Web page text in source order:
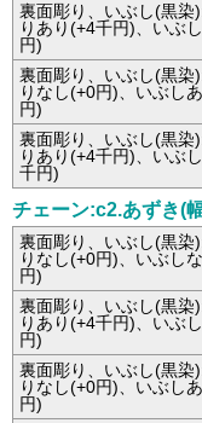
裏面彫り、いぶし(黒染
りあり(+4千円)、いぶ
円)
裏面彫り、いぶし(黒染
りなし(+0円)、いぶし
円)
裏面彫り、いぶし(黒染
りあり(+4千円)、いぶ
千円)
チェーン:c2.あずき(
裏面彫り、いぶし(黒染
りなし(+0円)、いぶし
円)
裏面彫り、いぶし(黒染
りあり(+4千円)、いぶ
円)
裏面彫り、いぶし(黒染
りなし(+0円)、いぶし
円)